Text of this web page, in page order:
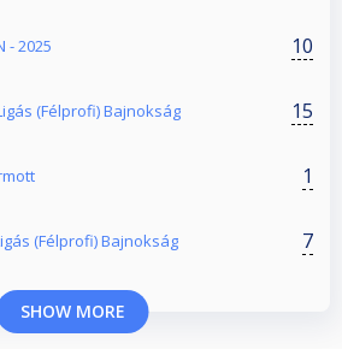
- 2025 10
(Félprofi) Bajnokság 15
1
(Félprofi) Bajnokság 7
SHOW MORE